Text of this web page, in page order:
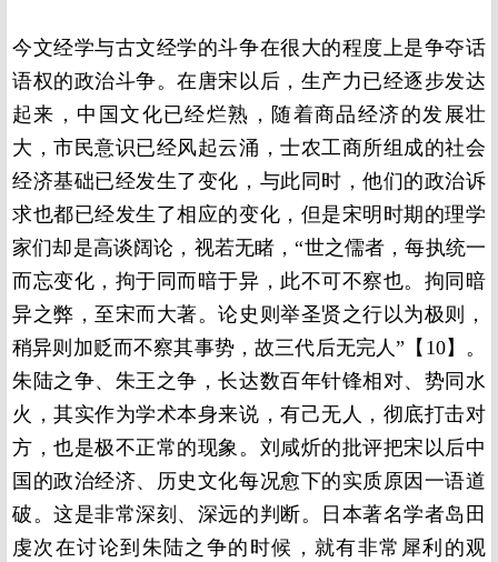
今文经学与古文经学的斗争在很大的程度上是争夺话
语权的政治斗争。在唐宋以后，生产力已经逐步发达
起来，中国文化已经烂熟，随着商品经济的发展壮
大，市民意识已经风起云涌，士农工商所组成的社会
经济基础已经发生了变化，与此同时，他们的政治诉
求也都已经发生了相应的变化，但是宋明时期的理学
家们却是高谈阔论，视若无睹，“世之儒者，每执统一
而忘变化，拘于同而暗于异，此不可不察也。拘同暗
异之弊，至宋而大著。论史则举圣贤之行以为极则，
稍异则加贬而不察其事势，故三代后无完人”【10】。
朱陆之争、朱王之争，长达数百年针锋相对、势同水
火，其实作为学术本身来说，有己无人，彻底打击对
方，也是极不正常的现象。刘咸炘的批评把宋以后中
国的政治经济、历史文化每况愈下的实质原因一语道
破。这是非常深刻、深远的判断。日本著名学者岛田
虔次在讨论到朱陆之争的时候，就有非常犀利的观